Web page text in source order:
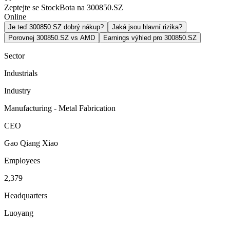
Zeptejte se StockBota na 300850.SZ
Online
Je teď 300850.SZ dobrý nákup?
Jaká jsou hlavní rizika?
Porovnej 300850.SZ vs AMD
Earnings výhled pro 300850.SZ
Sector
Industrials
Industry
Manufacturing - Metal Fabrication
CEO
Gao Qiang Xiao
Employees
2,379
Headquarters
Luoyang